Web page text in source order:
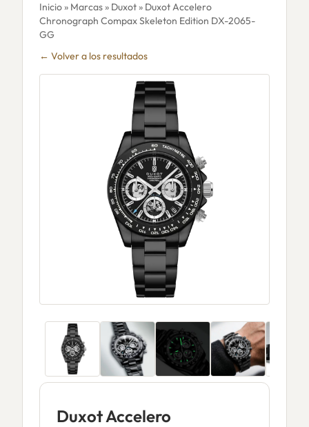
Inicio» Marcas» Duxot» Duxot Accelero
Chronograph Compax Skeleton Edition DX-2065-
GG
← Volver a los resultados
Duxot Accelero